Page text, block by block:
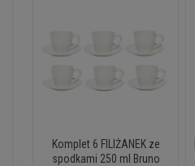
Komplet 6 FILIŻANEK ze
spodkami 250 ml Bruno